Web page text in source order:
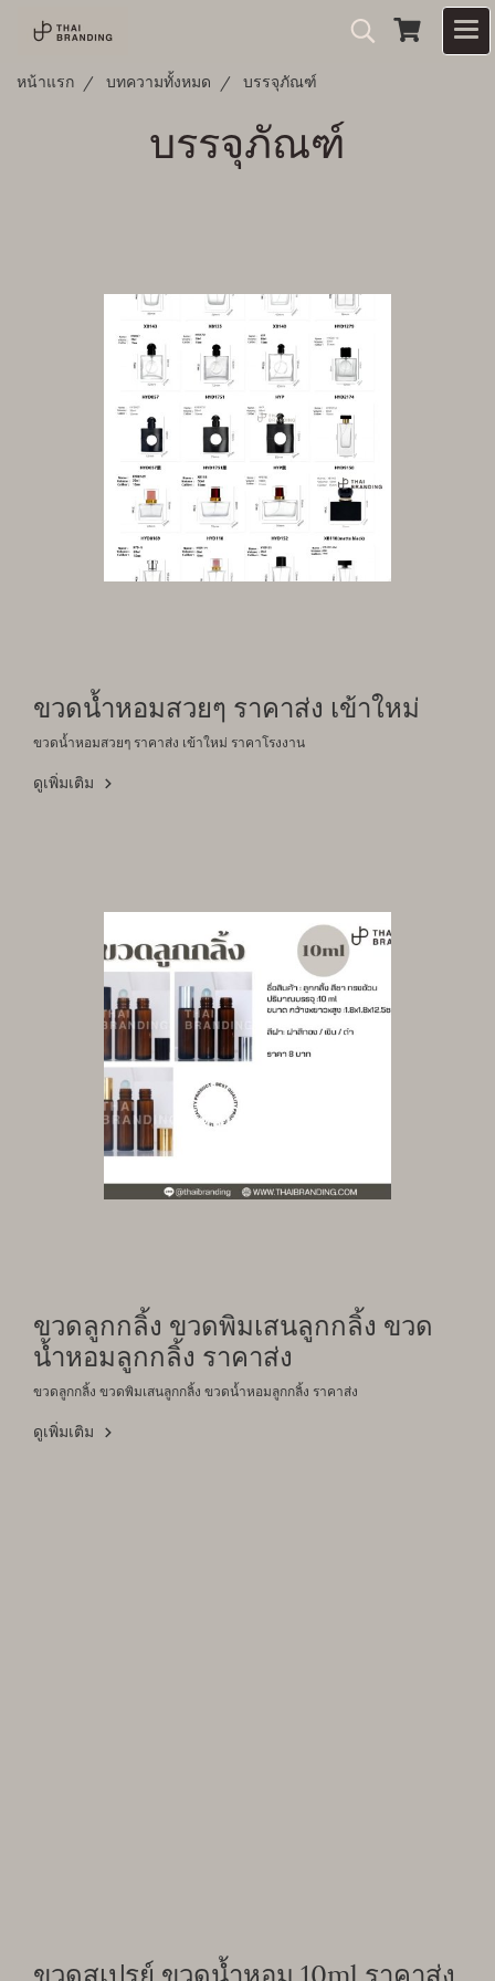
หน้าแรก บทความทั้งหมด บรรจุภัณฑ์
บรรจุภัณฑ์
ขวดน้ำหอมสวยๆ ราคาส่ง เข้าใหม่
ขวดน้ำหอมสวยๆ ราคาส่ง เข้าใหม่ ราคาโรงงาน
ดูเพิ่มเติม
ขวดลูกกลิ้ง ขวดพิมเสนลูกกลิ้ง ขวด
น้ำหอมลูกกลิ้ง ราคาส่ง
ขวดลูกกลิ้ง ขวดพิมเสนลูกกลิ้ง ขวดน้ำหอมลูกกลิ้ง ราคาส่ง
ดูเพิ่มเติม
ขวดสเปรย์ ขวดน้ำหอม 10ml ราคาส่ง